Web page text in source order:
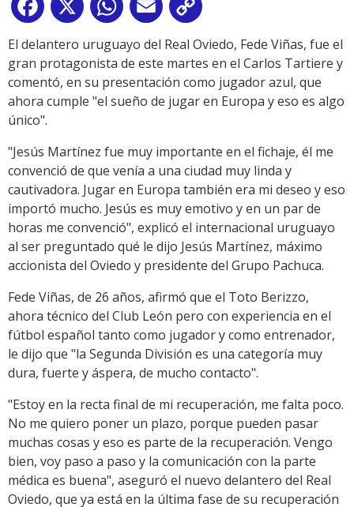
Facebook
X WhatsApp
Email
Link
El delantero uruguayo del Real Oviedo, Fede Viñas, fue el
gran protagonista de este martes en el Carlos Tartiere y
comentó, en su presentación como jugador azul, que
ahora cumple "el sueño de jugar en Europa y eso es algo
único".
"Jesús Martínez fue muy importante en el fichaje, él me
convenció de que venía a una ciudad muy linda y
cautivadora. Jugar en Europa también era mi deseo y eso
importó mucho. Jesús es muy emotivo y en un par de
horas me convenció", explicó el internacional uruguayo
al ser preguntado qué le dijo Jesús Martínez, máximo
accionista del Oviedo y presidente del Grupo Pachuca.
Fede Viñas, de 26 años, afirmó que el Toto Berizzo,
ahora técnico del Club León pero con experiencia en el
fútbol español tanto como jugador y como entrenador,
le dijo que "la Segunda División es una categoría muy
dura, fuerte y áspera, de mucho contacto".
"Estoy en la recta final de mi recuperación, me falta poco.
No me quiero poner un plazo, porque pueden pasar
muchas cosas y eso es parte de la recuperación. Vengo
bien, voy paso a paso y la comunicación con la parte
médica es buena", aseguró el nuevo delantero del Real
Oviedo, que ya está en la última fase de su recuperación